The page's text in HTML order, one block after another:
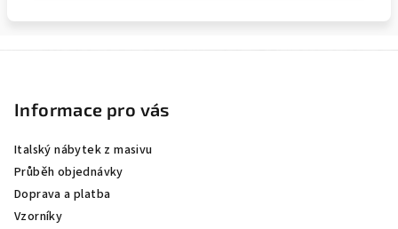
Informace pro vás
Italský nábytek z masivu
Průběh objednávky
Doprava a platba
Vzorníky